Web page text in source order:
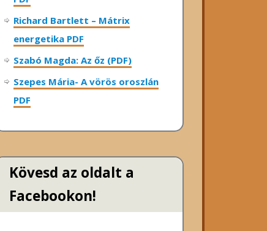
Richard Bartlett – Mátrix
energetika PDF
Szabó Magda: Az őz (PDF)
Szepes Mária- A vörös oroszlán
PDF
Kövesd az oldalt a
Facebookon!